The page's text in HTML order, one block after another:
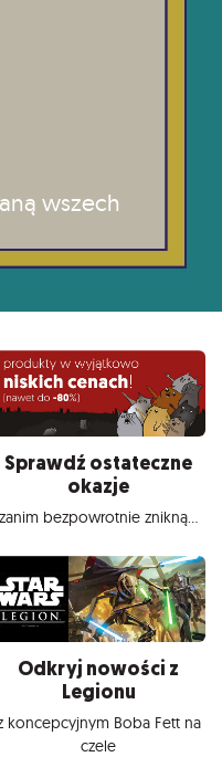
wszech
Sprawdź ostateczne
okazje
zanim bezpowrotnie znikną...
Odkryj nowości z
Legionu
koncepcyjnym Boba Fett na
czele